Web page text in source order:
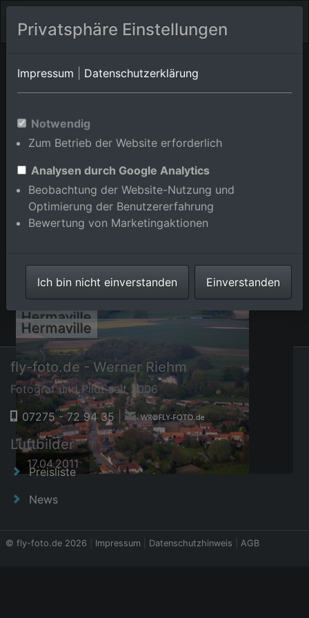
Hendecourt-lès-
Ransart
Pas-de-Calais
Luftbildalbum von Hermaville
in Pas-de-Calais, Frankreich
Karte anzeigen/verbergen
⇗ Benachbarte Orte
Hermaville
17.04.2011
Hermaville
17.04.2011
fly-foto.de - Werner Riehm
Fotograf und Pilot seit 2006
07275 - 72 94 35
Luftbilder
Preisliste
News
© fly-foto.de 2026 Impressum Datenschutzhinweis AGB
Privatsphäre Einstellungen
Impressum Datenschutzerklärung
Notwendig
Zum Betrieb der Website erforderlich
Analysen durch Google Analytics
Beobachtung der Website-Nutzung und
Optimierung der Benutzererfahrung
Bewertung von Marketingaktionen
Ich bin nicht einverstanden Einverstanden